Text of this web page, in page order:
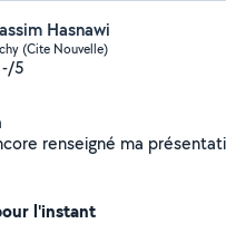
Hasnawi
(Cite Nouvelle)
-/5
Je n'ai pas encore renseigné ma
l'instant